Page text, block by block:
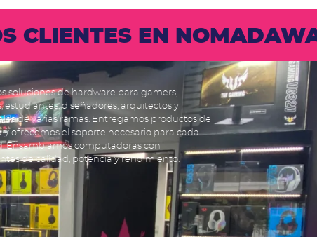
CLIENTES EN
soluciones de hardware para gamers,
estudiantes, diseñadores, arquitectos y
de varias ramas. Entregamos productos de
y ofrecemos el soporte necesario para cada
Ensamblamos computadoras con
de calidad, potencia y rendimiento.